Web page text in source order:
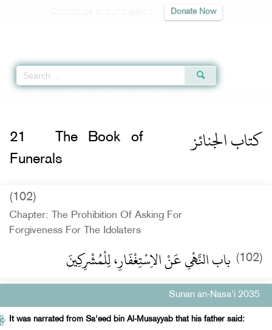
Donate Now
كتاب الجنائز 21
The Book of
Funerals
(102)
Chapter: The Prohibition Of Asking For
Forgiveness For The Idolaters
(102) باب النَّهْىِ عَنْ الاِسْتِغْفَارِ، لِلْمُشْرِكِينَ
Sunan an-Nasa'i 2035
It was narrated from Sa'eed bin Al-Musayyab that his father said: